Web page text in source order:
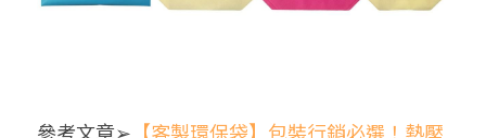
參考文章➢ 【客製環保袋】包裝行銷必選！熱壓